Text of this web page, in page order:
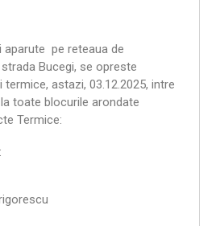
aparute pe reteaua de
Bucegi, se opreste
astazi, 03.12.2025, intre
toate blocurile arondate
Termice: